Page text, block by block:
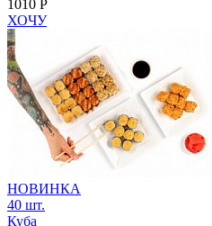
1010 Р
ХОЧУ
НОВИНКА
40 шт.
Куба